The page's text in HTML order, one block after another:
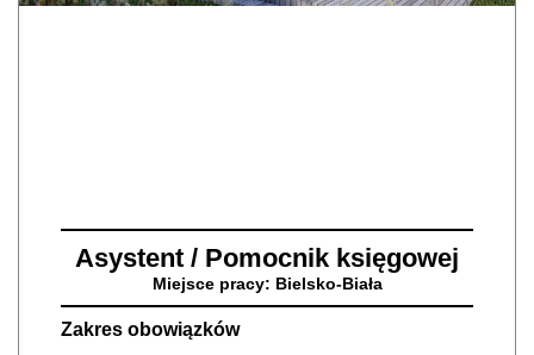
Asystent / Pomocnik księgowej
Miejsce pracy: Bielsko-Biała
Zakres obowiązków